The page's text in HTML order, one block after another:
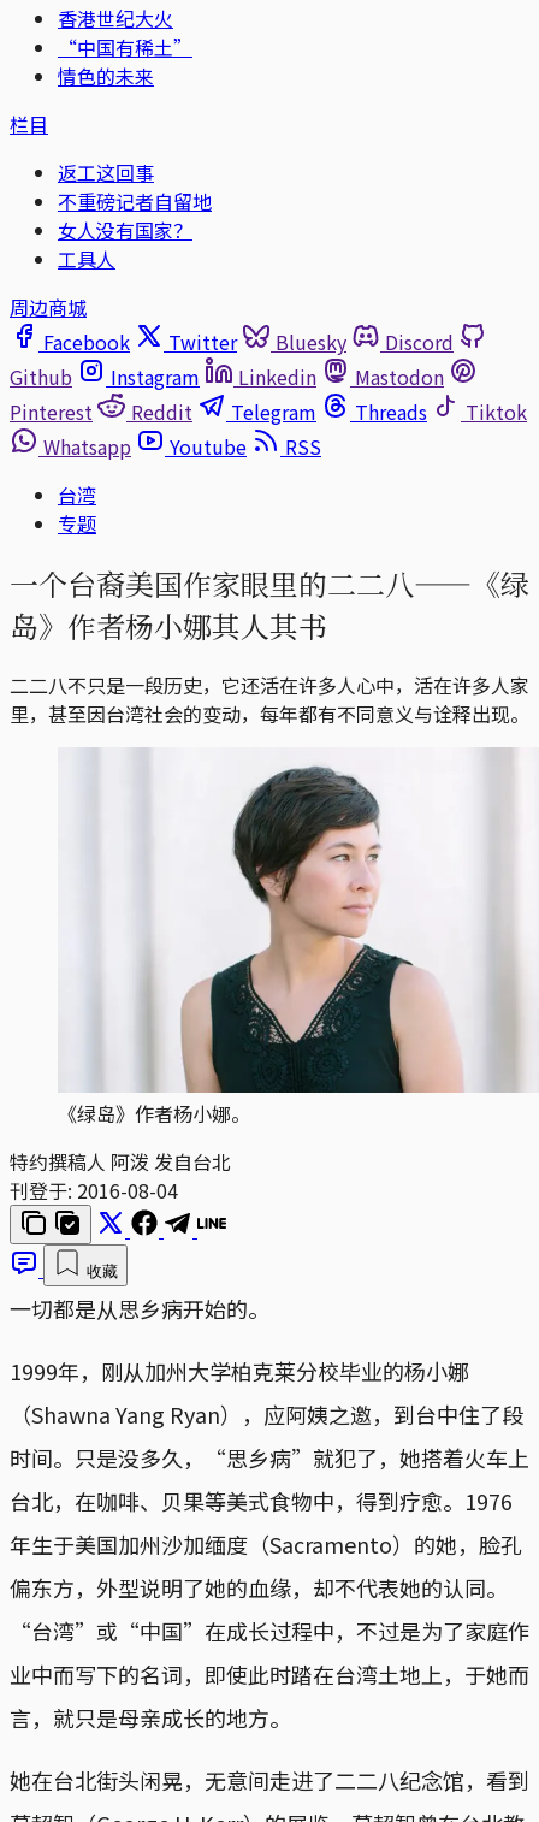
香港世纪大火
“中国有稀土”
情色的未来
栏目
返工这回事
不重磅记者自留地
女人没有国家？
工具人
周边商城
Facebook
Twitter Bluesky
Discord
Github
Instagram Linkedin
Mastodon
Pinterest
Reddit Telegram Threads
Tiktok
Whatsapp
Youtube
RSS
台湾
专题
一个台裔美国作家眼里的二二八——《绿
岛》作者杨小娜其人其书
二二八不只是一段历史，它还活在许多人心中，活在许多人家
里，甚至因台湾社会的变动，每年都有不同意义与诠释出现。
《绿岛》作者杨小娜。
特约撰稿人 阿泼 发自台北
刊登于: 2016-08-04
收藏
一切都是从思乡病开始的。
1999年，刚从加州大学柏克莱分校毕业的杨小娜
（Shawna Yang Ryan），应阿姨之邀，到台中住了段
时间。只是没多久，“思乡病”就犯了，她搭着火车上
台北，在咖啡、贝果等美式食物中，得到疗愈。1976
年生于美国加州沙加缅度（Sacramento）的她，脸孔
偏东方，外型说明了她的血缘，却不代表她的认同。
“台湾”或“中国”在成长过程中，不过是为了家庭作
业中而写下的名词，即使此时踏在台湾土地上，于她而
言，就只是母亲成长的地方。
她在台北街头闲晃，无意间走进了二二八纪念馆，看到